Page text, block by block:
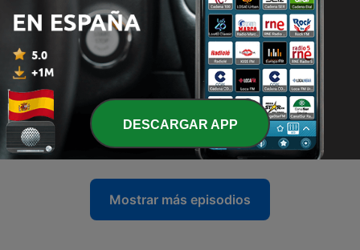
Dok: Blodsfejden
Det här avsnittet beskriver ett våldsamt mordförsök på den tolvårige pojken Malik i Borås 2013, en händelse som kan kopplas till en långvarig blodsfejd mellan två albanska familjer. Berättelsen belyser även de historiska rötterna till konflikten i Albanien, där anklagelser om korruption och mord inom poliskåren skapat en våldsspiral. Genom DNA-bevis från ett europeiskt register kunde fallet slutligen lösas när en man i England identifierades. Trots den misstänktes försök till alternativa förklaringar dömdes han till 14 års fängelse, men för Malik kvarstår de långvariga fysiska och psykiska ärren efter attacken.
229 - Dok: Mordet i tygaffären
18 jul. 2026
228 - Dok: Rånmordet i Rödeby
11 jul. 2026
Mostrar más episodios
DESCARGAR APP